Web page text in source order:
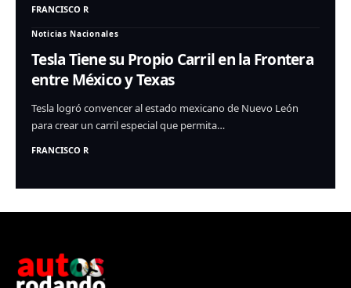
FRANCISCO R
Noticias Nacionales
Tesla Tiene su Propio Carril en la Frontera
entre México y Texas
Tesla logró convencer al estado mexicano de Nuevo León
para crear un carril especial que permita…
FRANCISCO R